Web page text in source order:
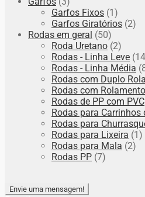
Garfos Fixos (1)
Garfos Giratórios (2)
Rodas em geral (50)
Roda Uretano (2)
Rodas - Linha Leve
Rodas - Linha Média
Rodas com Duplo
Rodas com Rolamento
Rodas de PP com PVC
Rodas para Carrinhos
Rodas para
Rodas para Lixeira (1)
Rodas para Mala (2)
Rodas PP (7)
Envie uma mensagem!